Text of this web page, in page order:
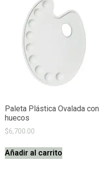
Paleta Plástica Ovalada con
huecos
$6,700.00
Añadir al carrito